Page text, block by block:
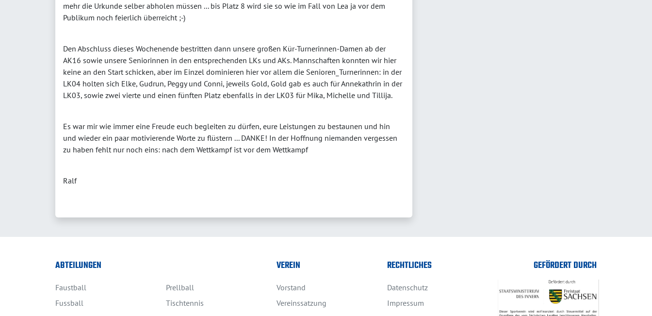
mehr die Urkunde selber abholen müssen ... bis Platz 8 wird sie so wie im Fall von Lea ja vor dem
Publikum noch feierlich überreicht ;-)
Den Abschluss dieses Wochenende bestritten dann unsere großen Kür-Turnerinnen-Damen ab der
AK16 sowie unsere Seniorinnen in den entsprechenden LKs und AKs. Mannschaften konnten wir hier
keine an den Start schicken, aber im Einzel dominieren hier vor allem die Senioren_Turnerinnen: in der
LK04 holten sich Elke, Gudrun, Peggy und Conni, jeweils Gold, Gold gab es auch für Annekathrin in der
LK03, sowie zwei vierte und einen fünften Platz ebenfalls in der LK03 für Mika, Michelle und Tillija.
Es war mir wie immer eine Freude euch begleiten zu dürfen, eure Leistungen zu bestaunen und hin
und wieder ein paar motivierende Worte zu flüstern ... DANKE! In der Hoffnung niemanden vergessen
zu haben fehlt nur noch eins: nach dem Wettkampf ist vor dem Wettkampf
Ralf
ABTEILUNGEN
Faustball
Fussball
Prellball
Tischtennis
VEREIN
Vorstand
Vereinssatzung
RECHTLICHES
Datenschutz
Impressum
GEFÖRDERT DURCH